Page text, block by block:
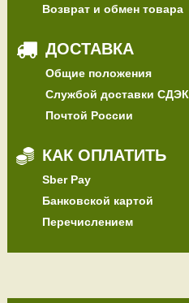
Возврат и обмен товара
ДОСТАВКА
Общие положения
Службой доставки СДЭК
Почтой России
КАК ОПЛАТИТЬ
Sber Pay
Банковской картой
Перечислением